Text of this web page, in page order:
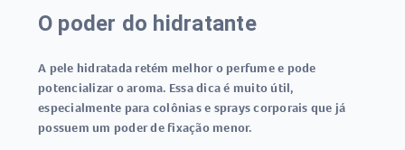
O poder do hidratante
A pele hidratada retém melhor o perfume e pode
potencializar o aroma. Essa dica é muito útil,
especialmente para colônias e sprays corporais que já
possuem um poder de fixação menor.